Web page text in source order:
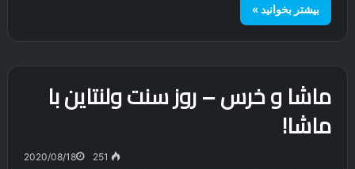
بیشتر بخوانید »
ماشا و خرس – روز سنت ولنتاین با
ماشا!
2020/08/18